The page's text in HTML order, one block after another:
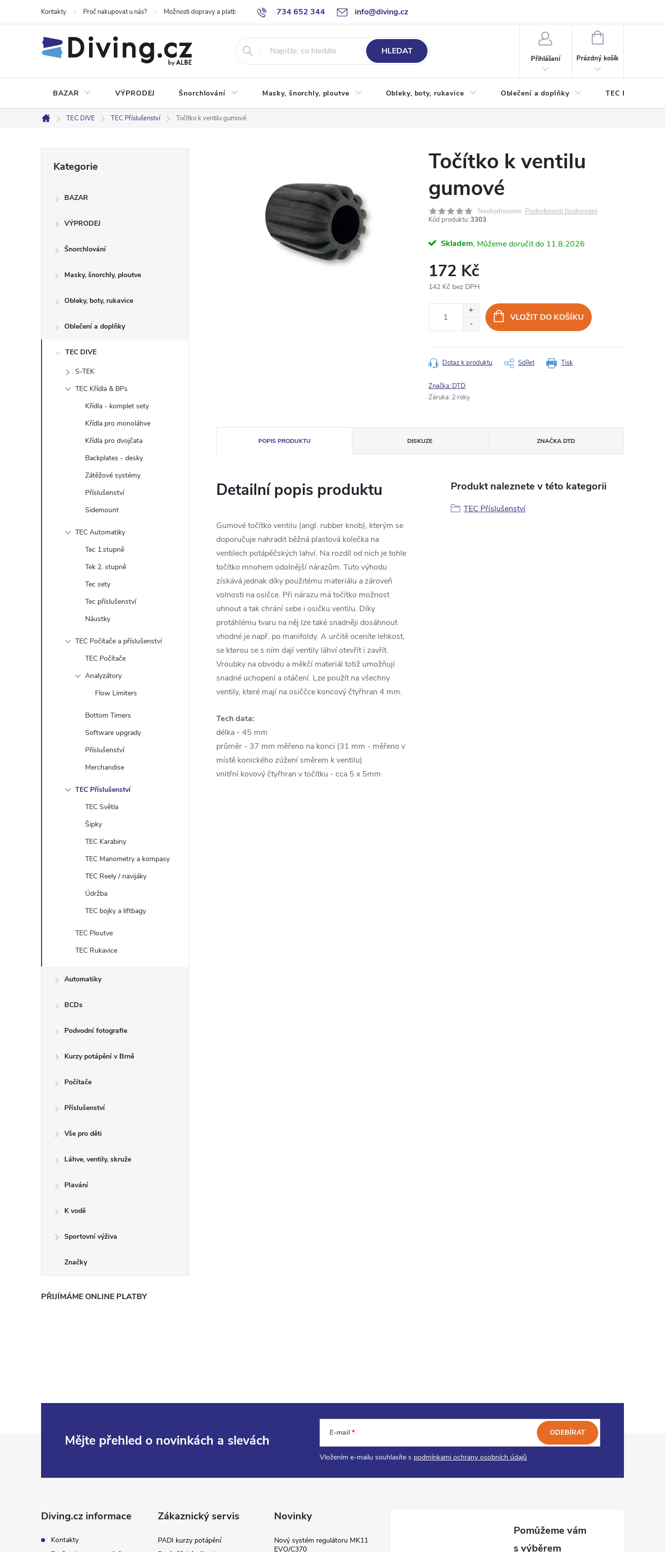
734 652 344 info@diving.cz
Kontakty Proč nakupovat u nás? Možnosti dopravy a platby Jak nakupovat Obchodní podmínky Reklamace
HLEDAT
Přihlášení
NÁKUPNÍ
Prázdný košík
BAZAR VÝPRODEJ Šnorchlování Masky, šnorchly, ploutve Obleky, boty, rukavice Oblečení a doplňky TEC DIVE
Domů
TEC DIVE TEC Příslušenství Točítko k ventilu gumové
n
kategorie
Kategorie
BAZAR
VÝPRODEJ
Šnorchlování
Masky, šnorchly, ploutve
Obleky, boty, rukavice
Oblečení a doplňky
TEC DIVE
S-TEK
TEC Křídla & BPs
Křídla - komplet sety
Křídla pro monoláhve
Křídla pro dvojčata
Backplates - desky
Zátěžové systémy
Příslušenství
Sidemount
TEC Automatiky
Tec 1.stupně
Tek 2. stupně
Tec sety
Tec příslušenství
Náustky
TEC Počítače a příslušenství
TEC Počítače
Analyzátory
Flow Limiters
Bottom Timers
Software upgrady
Příslušenství
Merchandise
TEC Příslušenství
TEC Světla
Šipky
TEC Karabiny
TEC Manometry a kompasy
TEC Reely / navijáky
Údržba
TEC bojky a liftbagy
TEC Ploutve
TEC Rukavice
Automatiky
BCDs
Podvodní fotografie
Kurzy potápění v Brně
Počítače
Příslušenství
Vše pro děti
Láhve, ventily, skruže
Plavání
K vodě
Sportovní výživa
Značky
PŘIJÍMÁME ONLINE PLATBY
Točítko k ventilu
gumové
Neohodnoceno Podrobnosti hodnocení
Kód produktu: 3303
Skladem 11.8.2026
172 Kč
142 Kč bez DPH
VLOŽIT DO KOŠÍKU
Tisk
Dotaz k produktu Sdílet
Značka: DTD
Záruka: 2 roky
POPIS PRODUKTU DISKUZE ZNAČKADTD
Detailní popis produktu
Gumové točítko ventilu (angl. rubber knob), kterým se
doporučuje nahradit běžná plastová kolečka na
ventilech potápěčských lahví. Na rozdíl od nich je tohle
točítko mnohem odolnější nárazům. Tuto výhodu
získává jednak díky použitému materiálu a zároveň
volnosti na osičce. Při nárazu má točítko možnost
uhnout a tak chrání sebe i osičku ventilu. Díky
protáhlému tvaru na něj lze také snadněji dosáhnout
vhodné je např. po manifoldy. A určitě oceníte lehkost,
se kterou se s ním dají ventily láhví otevřít i zavřít.
Vroubky na obvodu a měkčí materiál totiž umožňují
snadné uchopení a otáčení. Lze použít na všechny
ventily, které mají na osiččce koncový čtyřhran 4 mm.
Tech data:
délka - 45 mm
průměr - 37 mm měřeno na konci (31 mm - měřeno v
místě konického zúžení směrem k ventilu)
vnitřní kovový čtyřhran v točítku - cca 5 x 5mm
Produkt naleznete v této kategorii
TEC Příslušenství
Mějte přehled o novinkách a slevách E-mail
Vložením e-mailu souhlasíte s podmínkami ochrany osobních údajů
ODEBÍRAT
Diving.cz informace
Kontakty
Zákaznický servis
PADI kurzy potápění
Novinky
Nový systém regulátoru MK11
EVO/C370